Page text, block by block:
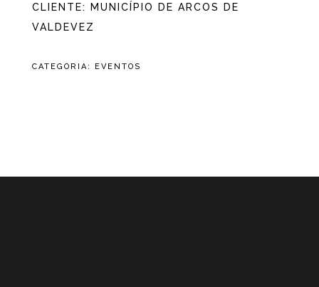
CLIENTE: MUNICÍPIO DE ARCOS DE
VALDEVEZ
CATEGORIA: EVENTOS